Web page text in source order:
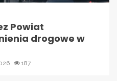
Powiat
drogowe w
187